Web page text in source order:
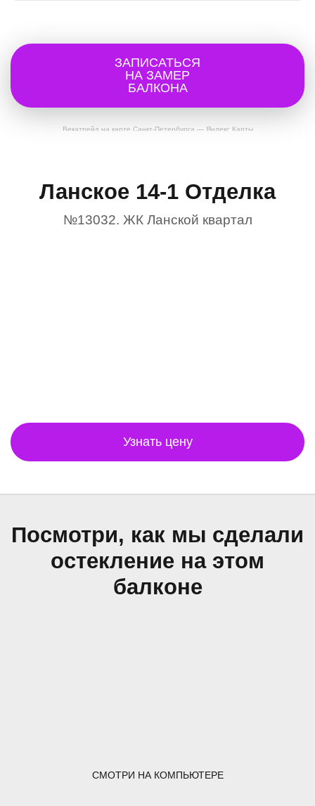
Векатрейд на карте Санкт‑Петербурга — Яндекс Карты
ЗАПИСАТЬСЯ
НА ЗАМЕР
БАЛКОНА
Ланское 14-1 Отделка
№13032. ЖК Ланской квартал
Узнать цену
Посмотри, как мы сделали
остекление на этом
балконе
СМОТРИ НА КОМПЬЮТЕРЕ